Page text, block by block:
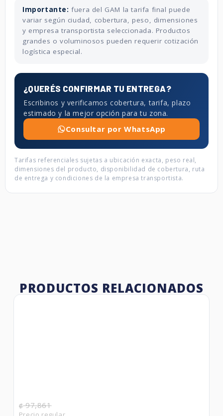
Importante: fuera del GAM la tarifa final puede
variar según ciudad, cobertura, peso, dimensiones
y empresa transportista seleccionada. Productos
grandes o voluminosos pueden requerir cotización
logística especial.
¿QUERÉS CONFIRMAR TU ENTREGA?
Escribinos y verificamos cobertura, tarifa, plazo
estimado y la mejor opción para tu zona.
Consultar por WhatsApp
Tarifas referenciales sujetas a ubicación exacta, peso real,
dimensiones del producto, disponibilidad de cobertura, ruta
de entrega y condiciones de la empresa transportista.
PRODUCTOS RELACIONADOS
₡97,861